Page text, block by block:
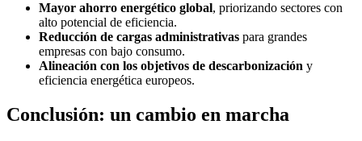
Mayor ahorro energético global, priorizando sectores con
alto potencial de eficiencia.
Reducción de cargas administrativas para grandes
empresas con bajo consumo.
Alineación con los objetivos de descarbonización y
eficiencia energética europeos.
Conclusión: un cambio en marcha